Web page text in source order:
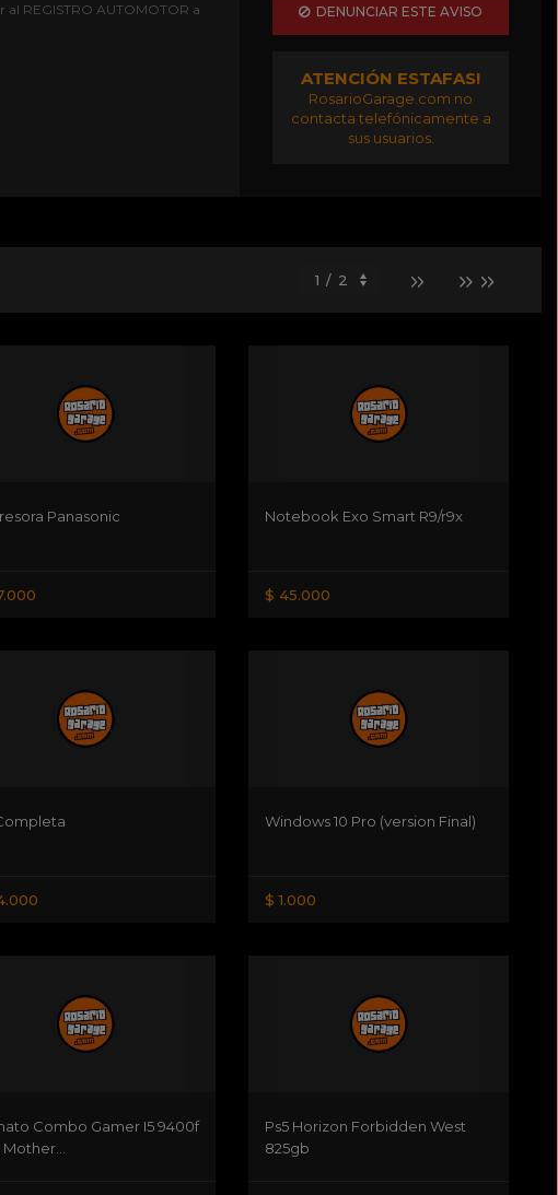
REGISTRO AUTOMOTOR a
DENUNCIAR ESTE AVISO
ATENCIÓN ESTAFAS!
RosarioGarage.com no
contacta telefónicamente a
sus usuarios.
Panasonic Notebook Exo Smart R9/r9x
$ 45.000
Windows 10 Pro (version Final)
$ 1.000
Combo Gamer I5 9400f
Ps5 Horizon Forbidden West
825gb